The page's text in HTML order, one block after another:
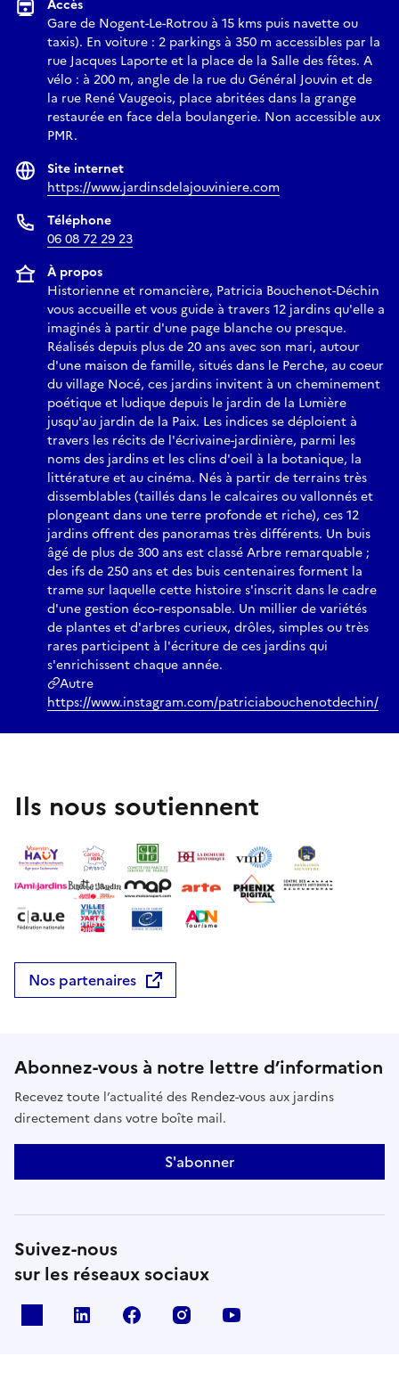
Accès
Gare de Nogent-Le-Rotrou à 15 kms puis navette ou
taxis). En voiture : 2 parkings à 350 m accessibles par la
rue Jacques Laporte et la place de la Salle des fêtes. A
vélo : à 200 m, angle de la rue du Général Jouvin et de
la rue René Vaugeois, place abritées dans la grange
restaurée en face dela boulangerie. Non accessible aux
PMR.
Site internet
https://www.jardinsdelajouviniere.com
Téléphone
06 08 72 29 23
À propos
Historienne et romancière, Patricia Bouchenot-Déchin
vous accueille et vous guide à travers 12 jardins qu'elle a
imaginés à partir d'une page blanche ou presque.
Réalisés depuis plus de 20 ans avec son mari, autour
d'une maison de famille, situés dans le Perche, au coeur
du village Nocé, ces jardins invitent à un cheminement
poétique et ludique depuis le jardin de la Lumière
jusqu'au jardin de la Paix. Les indices se déploient à
travers les récits de l'écrivaine-jardinière, parmi les
noms des jardins et les clins d'oeil à la botanique, la
littérature et au cinéma. Nés à partir de terrains très
dissemblables (taillés dans le calcaires ou vallonnés et
plongeant dans une terre profonde et riche), ces 12
jardins offrent des panoramas très différents. Un buis
âgé de plus de 300 ans est classé Arbre remarquable ;
des ifs de 250 ans et des buis centenaires forment la
trame sur laquelle cette histoire s'inscrit dans le cadre
d'une gestion éco-responsable. Un millier de variétés
de plantes et d'arbres curieux, drôles, simples ou très
rares participent à l'écriture de ces jardins qui
s'enrichissent chaque année.
Autre
https://www.instagram.com/patriciabouchenotdechin/
Ils nous soutiennent
Nos partenaires
Abonnez-vous à notre lettre d’information
Recevez toute l’actualité des Rendez-vous aux jardins
directement dans votre boîte mail.
S'abonner
Suivez-nous
sur les réseaux sociaux
Linkedin Facebook Instagram